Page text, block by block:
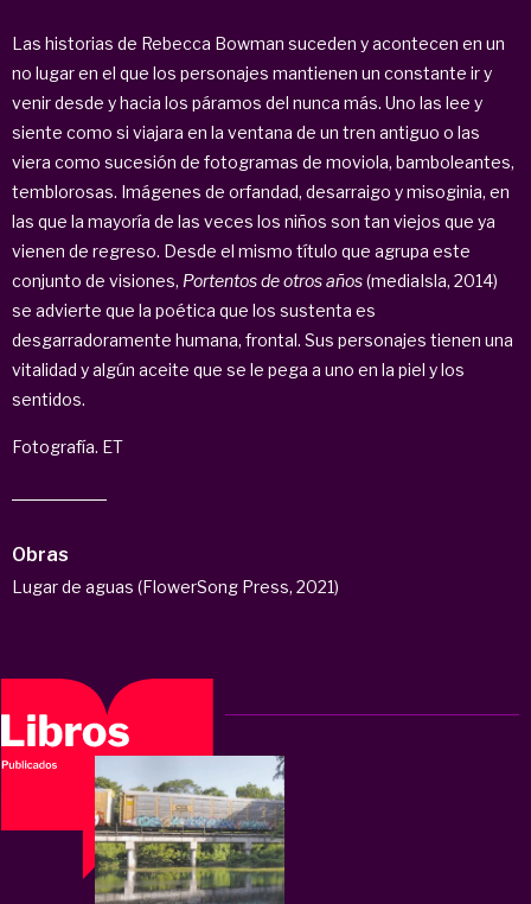
Las historias de Rebecca Bowman suceden y acontecen en un
no lugar en el que los personajes mantienen un constante ir y
venir desde y hacia los páramos del nunca más. Uno las lee y
siente como si viajara en la ventana de un tren antiguo o las
viera como sucesión de fotogramas de moviola, bamboleantes,
temblorosas. Imágenes de orfandad, desarraigo y misoginia, en
las que la mayoría de las veces los niños son tan viejos que ya
vienen de regreso. Desde el mismo título que agrupa este
conjunto de visiones, Portentos de otros años(mediaIsla, 2014)
se advierte que la poética que los sustenta es
desgarradoramente humana, frontal. Sus personajes tienen una
vitalidad y algún aceite que se le pega a uno en la piel y los
sentidos.
Fotografía. ET
Obras
Lugar de aguas (FlowerSong Press, 2021)